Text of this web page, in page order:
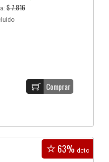
$ 7.816
Comprar
63% dcto